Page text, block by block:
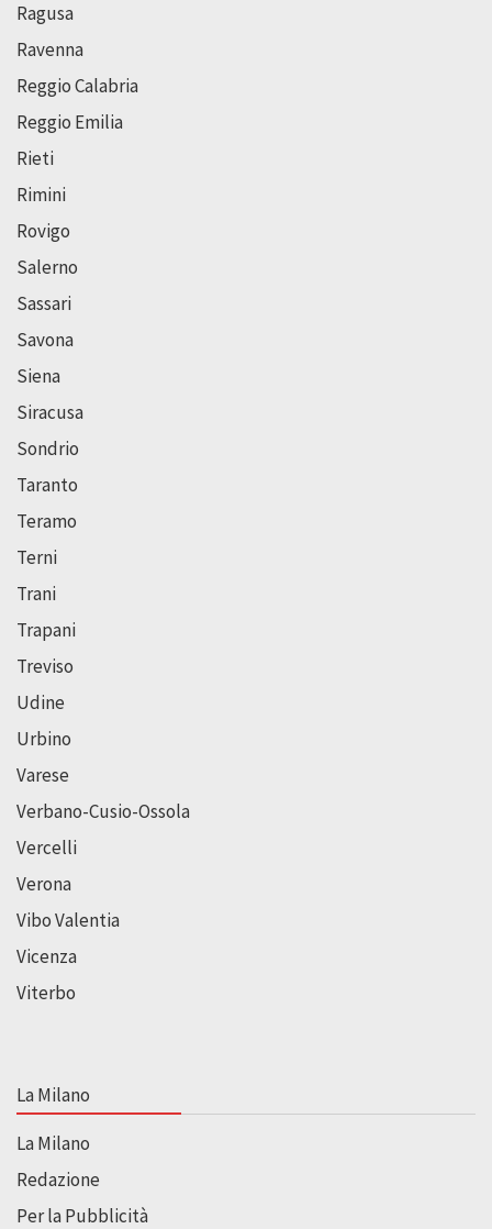
Ragusa
Ravenna
Reggio Calabria
Reggio Emilia
Rieti
Rimini
Rovigo
Salerno
Sassari
Savona
Siena
Siracusa
Sondrio
Taranto
Teramo
Terni
Trani
Trapani
Treviso
Udine
Urbino
Varese
Verbano-Cusio-Ossola
Vercelli
Verona
Vibo Valentia
Vicenza
Viterbo
La Milano
La Milano
Redazione
Per la Pubblicità